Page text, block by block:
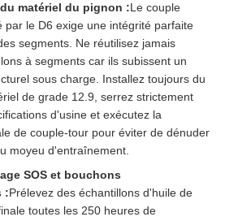
matériel du pignon :Le couple
par le D6 exige une intégrité parfaite
segments. Ne réutilisez jamais
à segments car ils subissent un
sous charge. Installez toujours du
de grade 12.9, serrez strictement
d'usine et exécutez la
de couple-tour pour éviter de dénuder
moyeu d'entraînement.
SOS et bouchons
:Prélevez des échantillons d'huile de
toutes les 250 heures de